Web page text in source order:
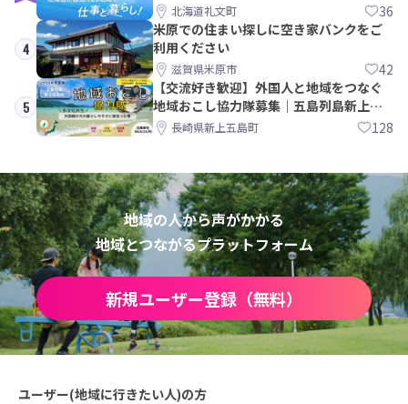
北海道礼文町 36
4
米原での住まい探しに空き家バンクをご
利用ください
滋賀県米原市 42
5
【交流好き歓迎】外国人と地域をつなぐ
地域おこし協力隊募集｜五島列島新上五
島町長崎県新上五島町 128
地域の人から声がかかる
地域とつながるプラットフォーム
新規ユーザー登録（無料）
ユーザー(地域に行きたい人)の方